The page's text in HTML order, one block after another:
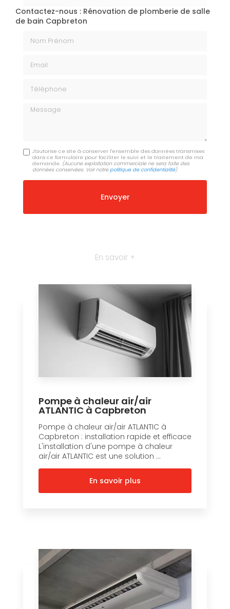
Contactez-nous : Rénovation de plomberie de salle
de bain Capbreton
Message
J'autorise ce site à conserver l'ensemble des données transmises
dans ce formulaire pour faciliter le suivi et le traitement de ma
demande. (Aucune exploitation commerciale ne sera faite des
données conservées. Voir notrepolitique de confidentialité)
En savoir +
Pompe à chaleur air/air
ATLANTIC à Capbreton
Pompe à chaleur air/air ATLANTIC à
Capbreton : installation rapide et efficace
L'installation d'une pompe à chaleur
air/air ATLANTIC est une solution ...
En savoir plus